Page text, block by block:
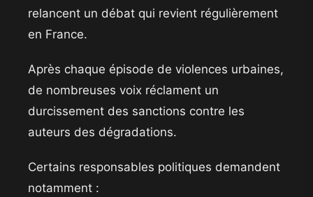
relancent un débat qui revient régulièrement
en France.
Après chaque épisode de violences urbaines,
de nombreuses voix réclament un
durcissement des sanctions contre les
auteurs des dégradations.
Certains responsables politiques demandent
notamment :